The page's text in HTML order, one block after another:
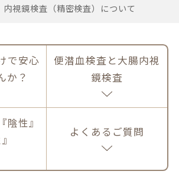
視鏡検査（精密検査）について
で安心
か？
便潜血検査と大腸内視
鏡検査
陰性』
よくあるご質問